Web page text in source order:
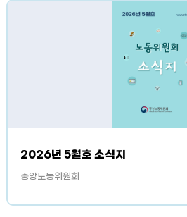
2026년 5월호 소식지
중앙노동위원회